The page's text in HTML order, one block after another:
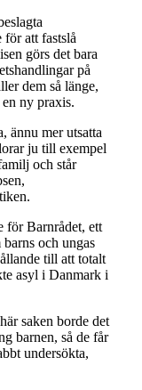
för att fastslå
görs det bara
på
dem så länge,
ny praxis.
ännu mer utsatta
ju till exempel
och står
för Barnrådet, ett
och ungas
till att totalt
asyl i Danmark i
saken borde det
barnen, så de får
undersökta,